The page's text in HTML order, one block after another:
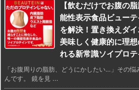
【飲むだけでお腹の
能性表示食品ビュー
を解決！置き換えダイ
美味しく健康的に理
れる新常識ソイプロ
「お腹周りの脂肪、どうにかしたい…」その
んです。 鏡を見 ...